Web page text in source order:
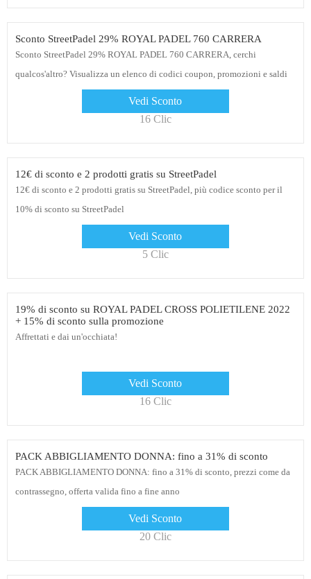
Sconto StreetPadel 29% ROYAL PADEL 760 CARRERA
Sconto StreetPadel 29% ROYAL PADEL 760 CARRERA, cerchi
qualcos'altro? Visualizza un elenco di codici coupon, promozioni e saldi
Vedi Sconto
16 Clic
12€ di sconto e 2 prodotti gratis su StreetPadel
12€ di sconto e 2 prodotti gratis su StreetPadel, più codice sconto per il
10% di sconto su StreetPadel
Vedi Sconto
5 Clic
19% di sconto su ROYAL PADEL CROSS POLIETILENE 2022
+ 15% di sconto sulla promozione
Affrettati e dai un'occhiata!
Vedi Sconto
16 Clic
PACK ABBIGLIAMENTO DONNA: fino a 31% di sconto
PACK ABBIGLIAMENTO DONNA: fino a 31% di sconto, prezzi come da
contrassegno, offerta valida fino a fine anno
Vedi Sconto
20 Clic